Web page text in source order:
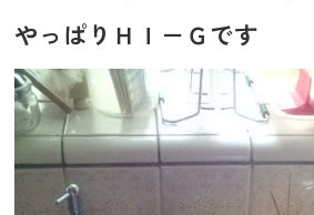
やっぱりＨＩ－Ｇです